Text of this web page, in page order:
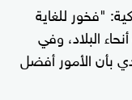
"فخور للغاية
البلاد، وفي
بأن الأمور أفضل